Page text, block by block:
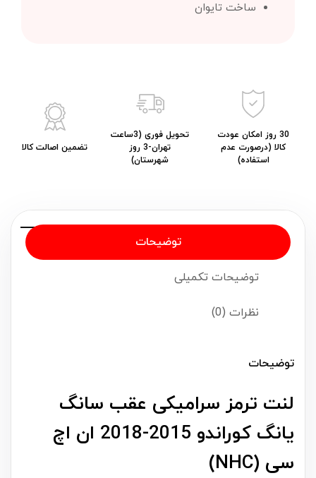
ساخت تایوان
30 روز امکان عودت
کالا (درصورت عدم
استفاده)
تحویل فوری (3ساعت
تهران-3 روز
شهرستان)
تضمین اصالت کالا
توضیحات
توضیحات تکمیلی
نظرات (0)
توضیحات
لنت ترمز سرامیکی عقب سانگ
یانگ کوراندو 2015-2018 ان اچ
سی (NHC)